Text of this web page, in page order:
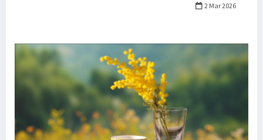
2 Mar 2026